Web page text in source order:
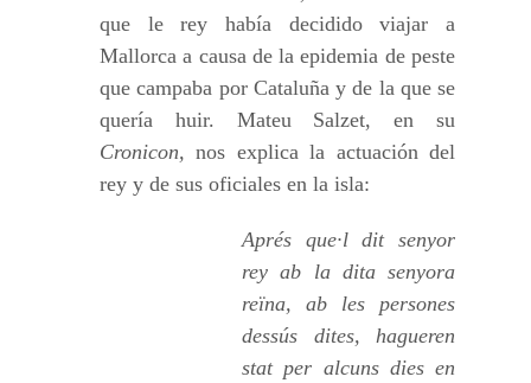
que le rey había decidido viajar a
Mallorca a causa de la epidemia de peste
que campaba por Cataluña y de la que se
quería huir. Mateu Salzet, en su
Cronicon,nos explica la actuación del
rey y de sus oficiales en la isla:
Aprés que·l dit senyor
rey ab la dita senyora
reïna, ab les persones
dessús dites, hagueren
stat per alcuns dies en